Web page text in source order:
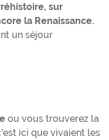
sur
la Renaissance.
un séjour
ou vous trouverez la
ici que vivaient les